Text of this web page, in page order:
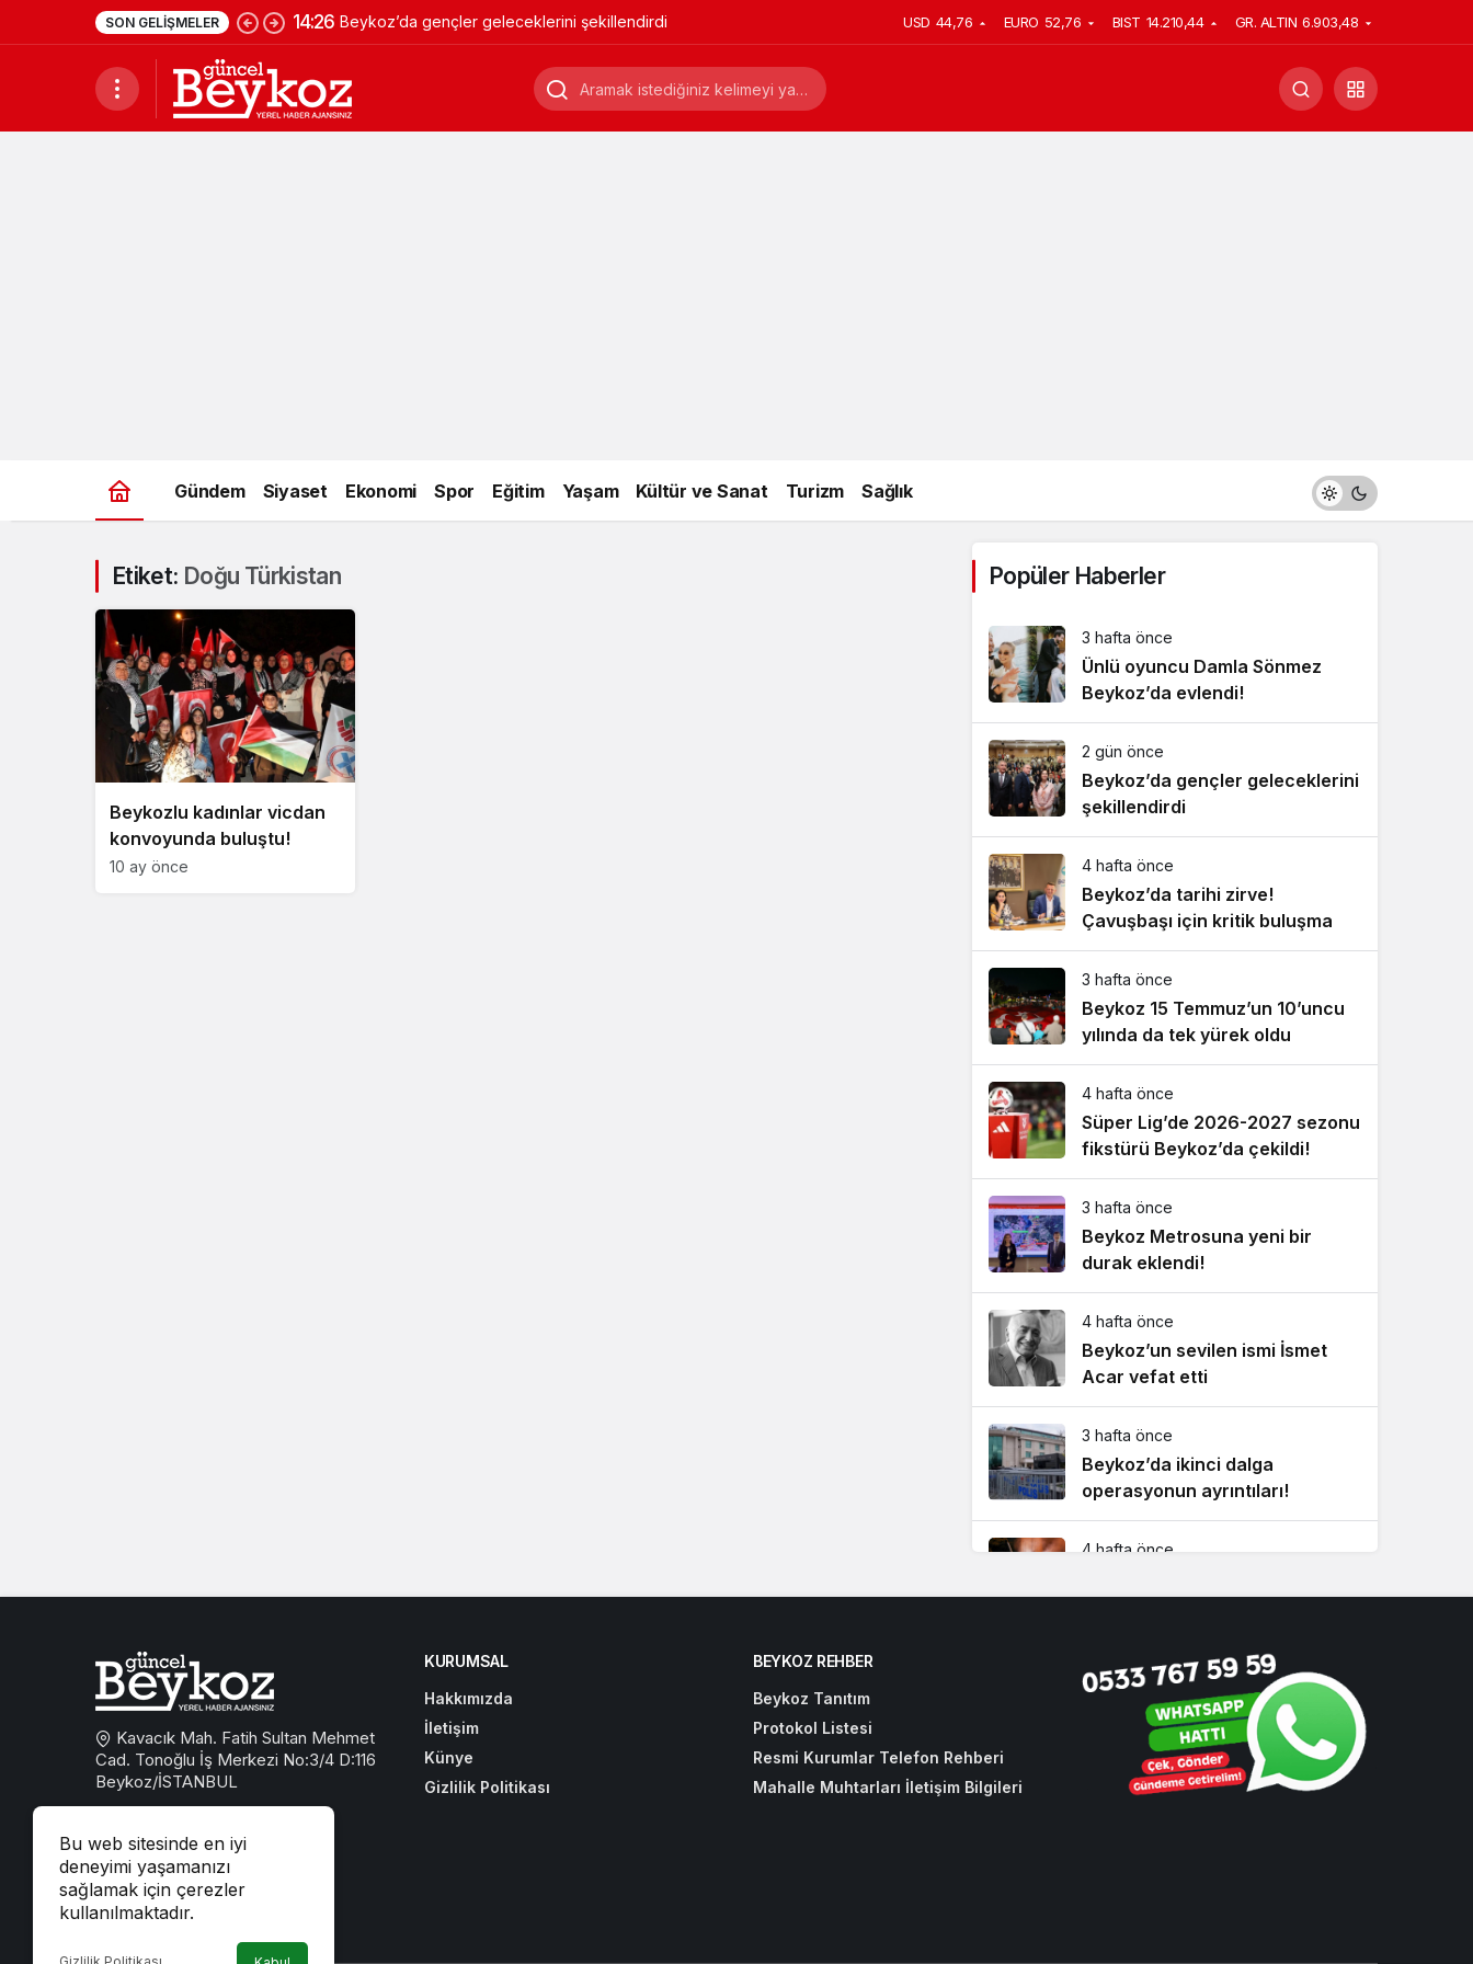
SON GELIŞMELER 14:26 Beykoz’da gençler geleceklerini şekillendirdi USD 44,76 EURO 52,76 BIST 14.210,44 GR. ALTIN 6.903,48
Gündem Siyaset Ekonomi Spor Eğitim Yaşam Kültür ve Sanat Turizm Sağlık
Etiket: Doğu Türkistan
Beykozlu kadınlar vicdan
konvoyunda buluştu!
10 ay önce
Popüler Haberler
3 hafta önce
Ünlü oyuncu Damla Sönmez
Beykoz’da evlendi!
2 gün önce
Beykoz’da gençler geleceklerini
şekillendirdi
4 hafta önce
Beykoz’da tarihi zirve!
Çavuşbaşı için kritik buluşma
3 hafta önce
Beykoz 15 Temmuz’un 10’uncu
yılında da tek yürek oldu
4 hafta önce
Süper Lig’de 2026-2027 sezonu
fikstürü Beykoz’da çekildi!
3 hafta önce
Beykoz Metrosuna yeni bir
durak eklendi!
4 hafta önce
Beykoz’un sevilen ismi İsmet
Acar vefat etti
3 hafta önce
Beykoz’da ikinci dalga
operasyonun ayrıntıları!
4 hafta önce
3 hafta önce
CHP oylarıyla toplu ulaşıma
yüzde 10 zam
Bu web sitesinde en iyi
deneyimi yaşamanızı
sağlamak için çerezler
kullanılmaktadır.
Kavacık Mah. Fatih Sultan Mehmet
Cad. Tonoğlu İş Merkezi No:3/4 D:116
Beykoz/İSTANBUL
beykozguncel@gmail.com
iletisim@beykozguncel.com
KURUMSAL
Hakkımızda
İletişim
Künye
Gizlilik Politikası
BEYKOZ REHBER
Beykoz Tanıtım
Protokol Listesi
Resmi Kurumlar Telefon Rehberi
Mahalle Muhtarları İletişim Bilgileri